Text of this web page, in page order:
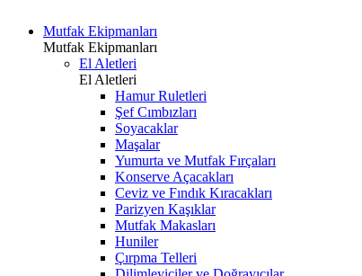
Mutfak Ekipmanları
Mutfak Ekipmanları
El Aletleri
El Aletleri
Hamur Ruletleri
Şef Cımbızları
Soyacaklar
Maşalar
Yumurta ve Mutfak Fırçaları
Konserve Açacakları
Ceviz ve Fındık Kıracakları
Parizyen Kaşıklar
Mutfak Makasları
Huniler
Çırpma Telleri